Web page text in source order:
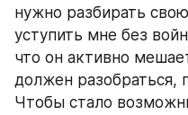
нужно разбирать
уступить мне без
что он активно
должен разобраться,
Чтобы стало